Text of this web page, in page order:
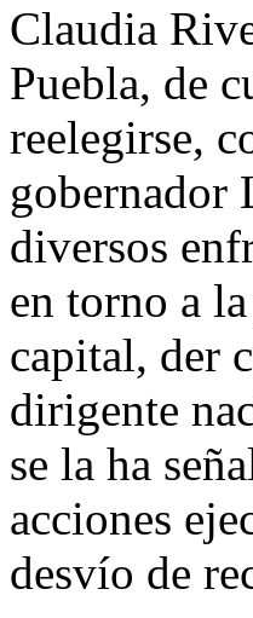
Claudia
Puebla, de
reelegirse,
gobernador
diversos
en torno a
capital, der
dirigente
se la ha
acciones
desvío de